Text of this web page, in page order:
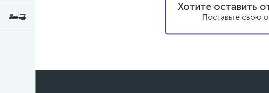
Хотите оставить
Поставьте свою